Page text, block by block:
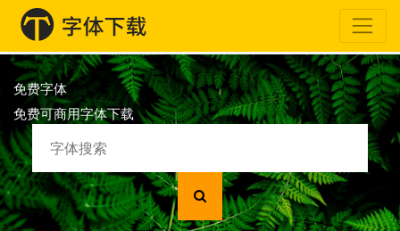
免费字体
免费可商用字体下载